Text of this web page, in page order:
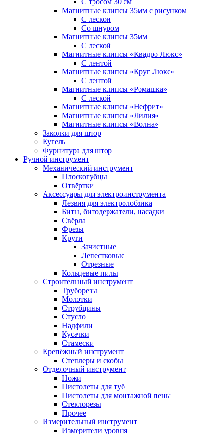
Магнитные клипсы 35мм с рисунком
С леской
Со шнуром
Магнитные клипсы 35мм
С леской
Магнитные клипсы «Квадро Люкс»
С лентой
Магнитные клипсы «Круг Люкс»
С лентой
Магнитные клипсы «Ромашка»
С леской
Магнитные клипсы «Нефрит»
Магнитные клипсы «Лилия»
Магнитные клипсы «Волна»
Заколки для штор
Кугель
Фурнитура для штор
Ручной инструмент
Механический инструмент
Плоскогубцы
Отвёртки
Аксессуары для электроинструмента
Лезвия для электролобзика
Биты, битодержатели, насадки
Свёрла
Фрезы
Круги
Зачистные
Лепестковые
Отрезные
Кольцевые пилы
Строительный инструмент
Труборезы
Молотки
Струбцины
Стусло
Надфили
Кусачки
Стамески
Крепёжный инструмент
Степлеры и скобы
Отделочный инструмент
Ножи
Пистолеты для туб
Пистолеты для монтажной пены
Стеклорезы
Прочее
Измерительный инструмент
Измерители уровня